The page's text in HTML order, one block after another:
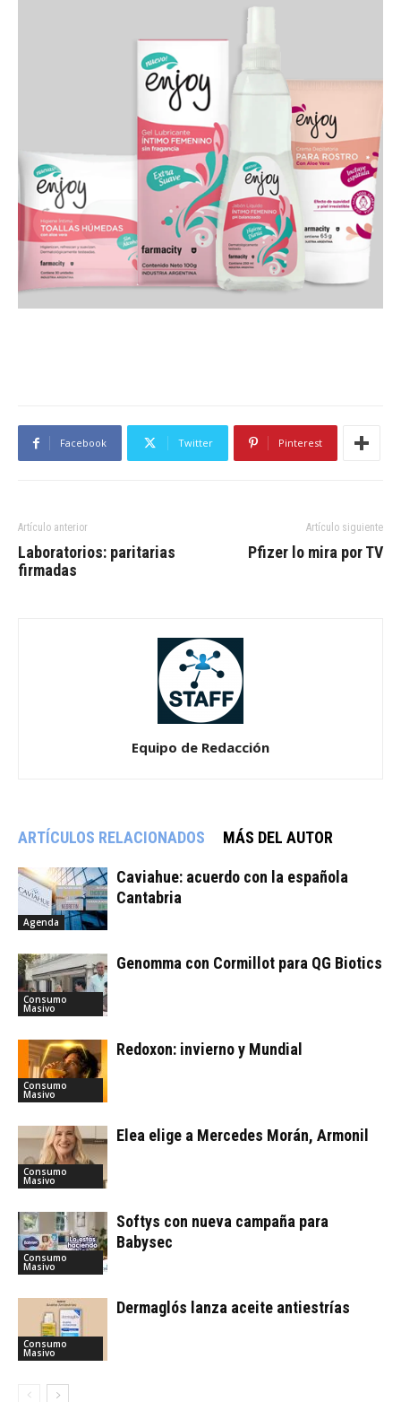
Facebook Twitter Pinterest
Artículo anterior
Laboratorios: paritarias
firmadas
Artículo siguiente
Pfizer lo mira por TV
Equipo de Redacción
ARTÍCULOS RELACIONADOS MÁS DEL AUTOR
Agenda
Caviahue: acuerdo con la española
Cantabria
Consumo
Masivo
Genomma con Cormillot para QG Biotics
Consumo
Masivo
Redoxon: invierno y Mundial
Consumo
Masivo
Elea elige a Mercedes Morán, Armonil
Consumo
Masivo
Softys con nueva campaña para
Babysec
Consumo
Masivo
Dermaglós lanza aceite antiestrías